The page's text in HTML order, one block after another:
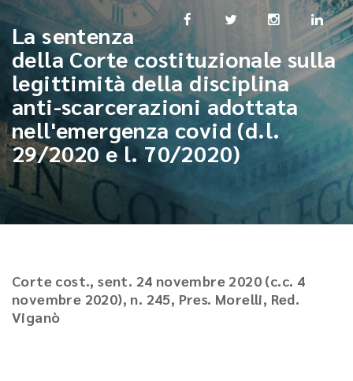
La sentenza
della Corte costituzionale sulla
legittimità della disciplina
anti-scarcerazioni adottata
nell'emergenza covid (d.l.
29/2020 e l. 70/2020)
Corte cost., sent. 24 novembre 2020 (c.c. 4
novembre 2020), n. 245, Pres. Morelli, Red.
Viganò